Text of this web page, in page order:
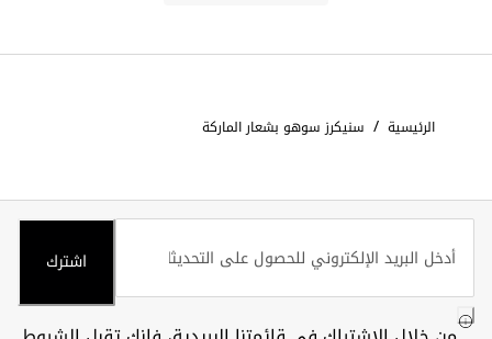
الرئيسية / سنيكرز سوهو بشعار الماركة
اشترك